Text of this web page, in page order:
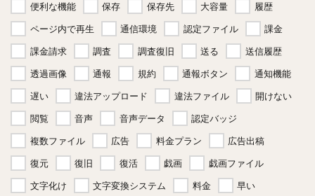
便利な機能
保存 保存先 大容量
履歴
ページ内で再生
通信環境 認定ファイル
課金
課金請求
調査 調査復旧 送る
送信履歴
透過画像
通報 規約 通報ボタン
通知機能
遅い
違法アップロード 違法ファイル
開けない
閲覧
音声 音声データ
認定バッジ
複数ファイル
広告 料金プラン
広告出稿
復元
復旧 復活 戯画
戯画ファイル
文字化け
文字変換システム 料金
早い